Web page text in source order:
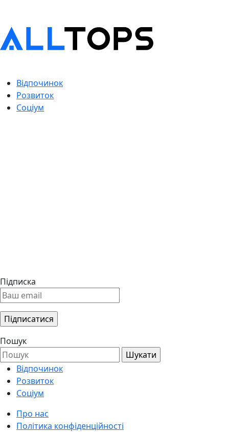
Відпочинок
Розвиток
Соціум
Підписка
Пошук
Відпочинок
Розвиток
Соціум
Про нас
Політика конфіденційності